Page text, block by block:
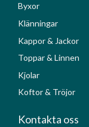
Byxor
Klänningar
Kappor & Jackor
Toppar & Linnen
Kjolar
Koftor & Tröjor
Kontakta oss